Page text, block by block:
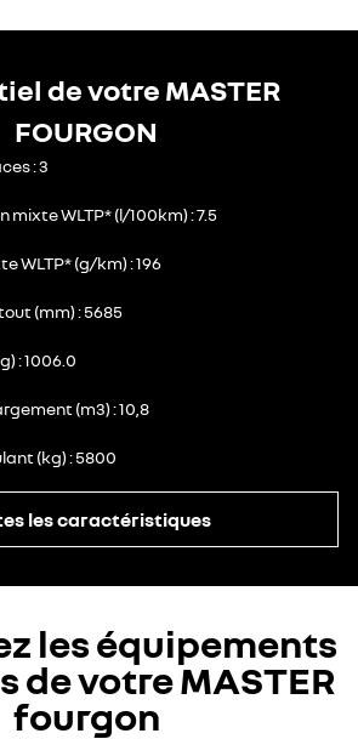
de votre MASTER
FOURGON
3
mixte WLTP* (l/100km) 7.5
WLTP* (g/km) 196
(mm) 5685
1006.0
(m3) 10,8
(kg) 5800
les caractéristiques
les équipements
de votre MASTER
fourgon